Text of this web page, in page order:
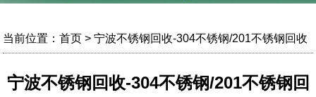
当前位置：首页 > 宁波不锈钢回收-304不锈钢/201不锈钢回收
宁波不锈钢回收-304不锈钢/201不锈钢回